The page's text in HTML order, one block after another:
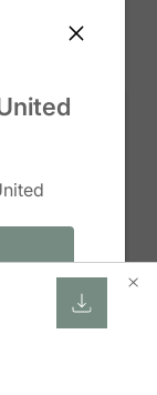
(TTD $)
$)
SO'M)
(XPF FR)